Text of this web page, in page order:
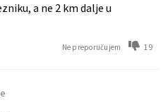
a ne 2 km dalje u
Ne preporučujem 19